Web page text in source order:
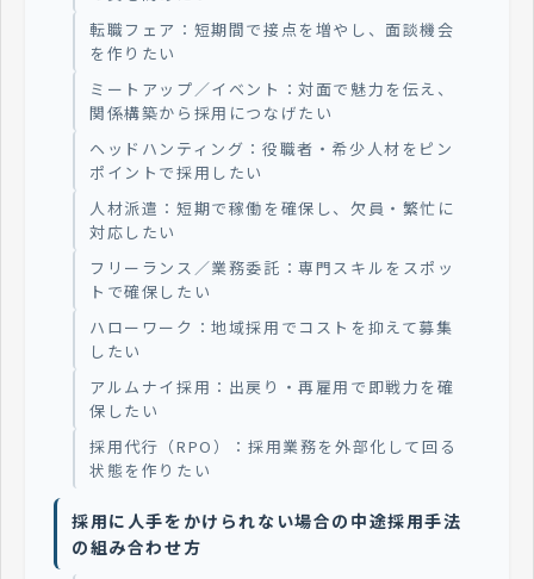
転職フェア：短期間で接点を増やし、面談機会
を作りたい
ミートアップ／イベント：対面で魅力を伝え、
関係構築から採用につなげたい
ヘッドハンティング：役職者・希少人材をピン
ポイントで採用したい
人材派遣：短期で稼働を確保し、欠員・繁忙に
対応したい
フリーランス／業務委託：専門スキルをスポッ
トで確保したい
ハローワーク：地域採用でコストを抑えて募集
したい
アルムナイ採用：出戻り・再雇用で即戦力を確
保したい
採用代行（RPO）：採用業務を外部化して回る
状態を作りたい
採用に人手をかけられない場合の中途採用手法
の組み合わせ方